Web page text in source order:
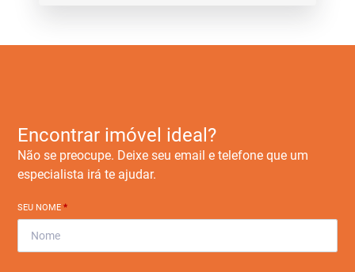
Encontrar imóvel ideal?
Não se preocupe. Deixe seu email e telefone que um
especialista irá te ajudar.
SEU NOME*